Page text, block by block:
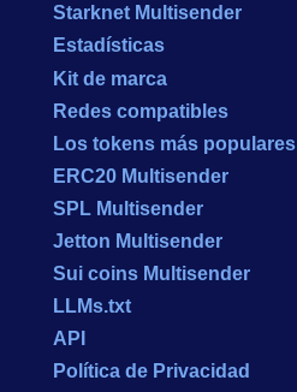
Starknet Multisender
Estadísticas
Kit de marca
Redes compatibles
Los tokens más populares
ERC20 Multisender
SPL Multisender
Jetton Multisender
Sui coins Multisender
LLMs.txt
API
Política de Privacidad